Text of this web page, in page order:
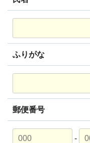
ふりがな
郵便番号
-